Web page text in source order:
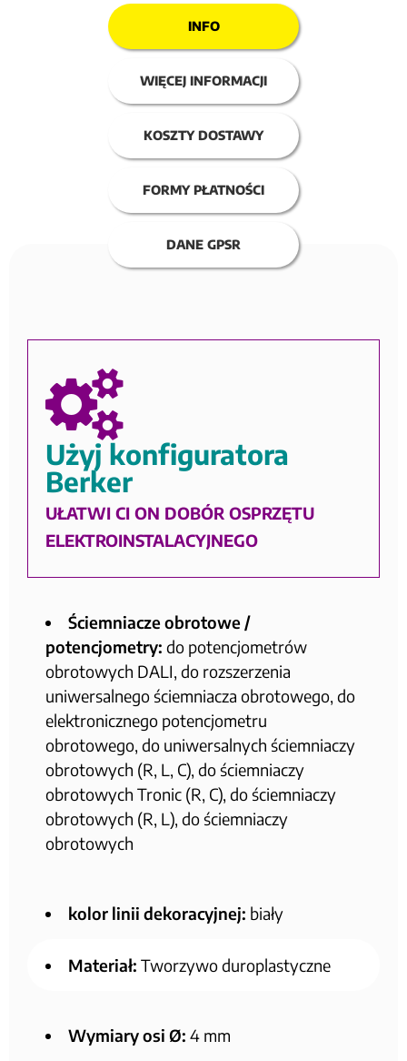
INFO
WIĘCEJ INFORMACJI
KOSZTY DOSTAWY
FORMY PŁATNOŚCI
DANE GPSR
Użyj konfiguratora
Berker
UŁATWI CI ON DOBÓR OSPRZĘTU
ELEKTROINSTALACYJNEGO
Ściemniacze obrotowe /
potencjometry: do potencjometrów
obrotowych DALI, do rozszerzenia
uniwersalnego ściemniacza obrotowego, do
elektronicznego potencjometru
obrotowego, do uniwersalnych ściemniaczy
obrotowych (R, L, C), do ściemniaczy
obrotowych Tronic (R, C), do ściemniaczy
obrotowych (R, L), do ściemniaczy
obrotowych
kolor linii dekoracyjnej: biały
Materiał: Tworzywo duroplastyczne
Wymiary osi Ø: 4 mm